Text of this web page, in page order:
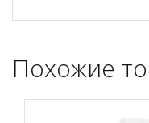
Похожие